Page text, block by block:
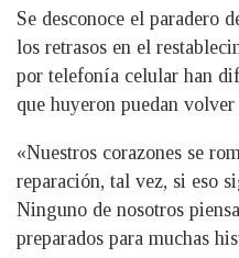
Se desconoce el paradero
los retrasos en el
por telefonía celular han
que huyeron puedan volver
«Nuestros corazones se
reparación, tal vez, si eso
Ninguno de nosotros
preparados para muchas